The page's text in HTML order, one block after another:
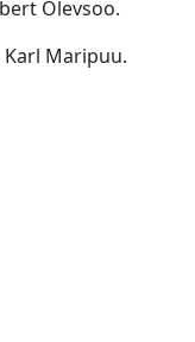
Olevsoo.
Karl Maripuu.
2024/25 - VIII